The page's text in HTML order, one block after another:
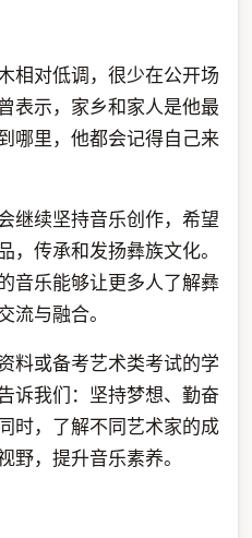
相对低调，很少在公开场
表示，家乡和家人是他最
哪里，他都会记得自己来
继续坚持音乐创作，希望
，传承和发扬彝族文化。
音乐能够让更多人了解彝
流与融合。
料或备考艺术类考试的学
诉我们：坚持梦想、勤奋
时，了解不同艺术家的成
野，提升音乐素养。